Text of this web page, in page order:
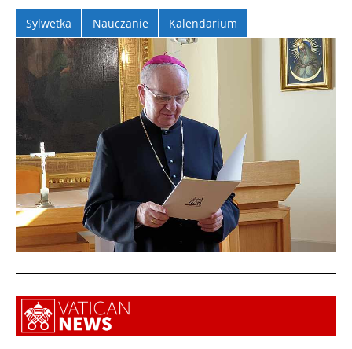
Sylwetka Nauczanie Kalendarium